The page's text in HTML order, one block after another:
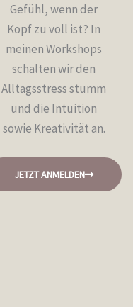
Gefühl, wenn der
Kopf zu voll ist? In
meinen Workshops
schalten wir den
Alltagsstress stumm
und die Intuition
sowie Kreativität an.
JETZT ANMELDEN